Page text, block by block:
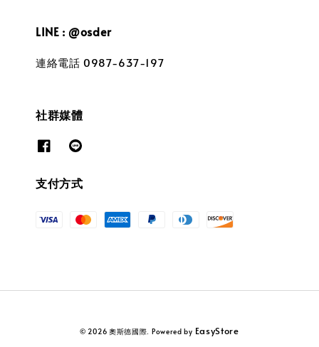
LINE : @osder
連絡電話 0987-637-197
社群媒體
支付方式
© 2026 奧斯德國際. Powered by EasyStore